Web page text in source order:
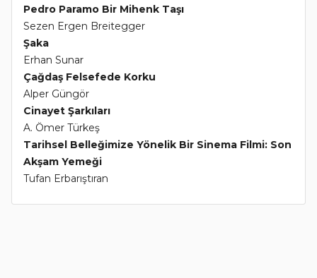
Pedro Paramo Bir Mihenk Taşı
Sezen Ergen Breitegger
Şaka
Erhan Sunar
Çağdaş Felsefede Korku
Alper Güngör
Cinayet Şarkıları
A. Ömer Türkeş
Tarihsel Belleğimize Yönelik Bir Sinema Filmi: Son
Akşam Yemeği
Tufan Erbarıştıran